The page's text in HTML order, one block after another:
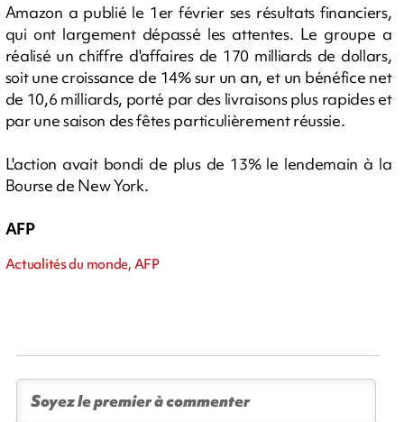
Amazon a publié le 1er février ses résultats financiers,
qui ont largement dépassé les attentes. Le groupe a
réalisé un chiffre d'affaires de 170 milliards de dollars,
soit une croissance de 14% sur un an, et un bénéfice net
de 10,6 milliards, porté par des livraisons plus rapides et
par une saison des fêtes particulièrement réussie.
L'action avait bondi de plus de 13% le lendemain à la
Bourse de New York.
AFP
Actualités du monde, AFP